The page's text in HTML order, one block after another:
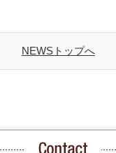
NEWSトップへ